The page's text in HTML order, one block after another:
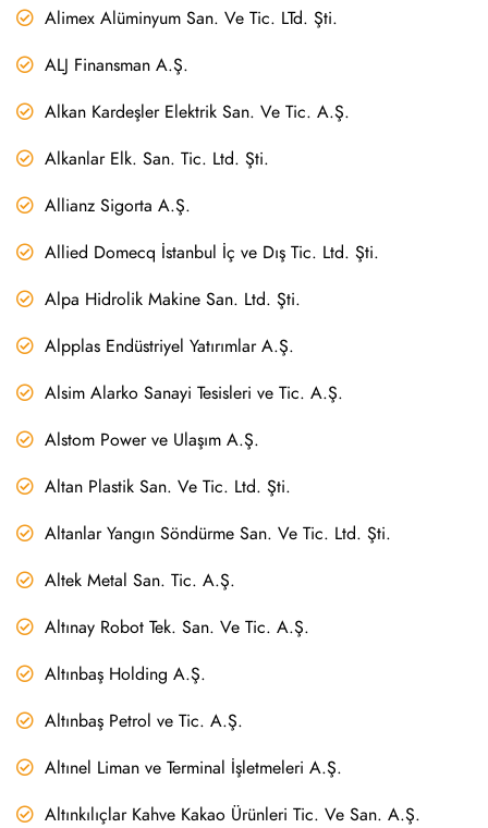
Alimex Alüminyum San. Ve Tic. LTd. Şti.
ALJ Finansman A.Ş.
Alkan Kardeşler Elektrik San. Ve Tic. A.Ş.
Alkanlar Elk. San. Tic. Ltd. Şti.
Allianz Sigorta A.Ş.
Allied Domecq İstanbul İç ve Dış Tic. Ltd. Şti.
Alpa Hidrolik Makine San. Ltd. Şti.
Alpplas Endüstriyel Yatırımlar A.Ş.
Alsim Alarko Sanayi Tesisleri ve Tic. A.Ş.
Alstom Power ve Ulaşım A.Ş.
Altan Plastik San. Ve Tic. Ltd. Şti.
Altanlar Yangın Söndürme San. Ve Tic. Ltd. Şti.
Altek Metal San. Tic. A.Ş.
Altınay Robot Tek. San. Ve Tic. A.Ş.
Altınbaş Holding A.Ş.
Altınbaş Petrol ve Tic. A.Ş.
Altınel Liman ve Terminal İşletmeleri A.Ş.
Altınkılıçlar Kahve Kakao Ürünleri Tic. Ve San. A.Ş.